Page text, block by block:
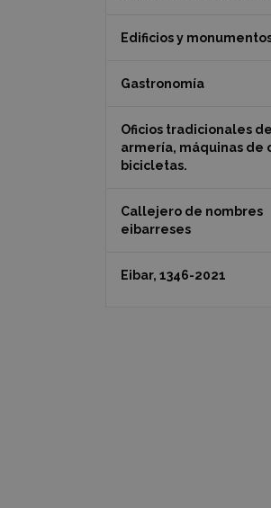
Edificios y
Gastronomía
Oficios tradicionales
armería, máquinas de
bicicletas.
Callejero de nombres
eibarreses
Eibar, 1346-2021